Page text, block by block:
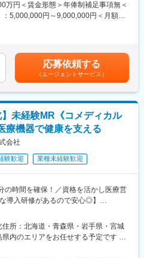
キャリアプランを実現できるのは、当
問題ございません。 社員の活躍事例
ちらのURLも併せてご覧ください。
業務
引のある施設15~20社程度に加え、新
ただきます。
合い活動も業務の一環です。何度も
ーズを引き出し提案する事、信頼関
す。ドクターがどんな商品を求めて
提案して頂きます。学会の参加、勉
積極的に行っています。
の営業職となります。最低でも月に1度
どの座学トレーニングを行っておりま
プットの場を設けております。
万円＜賃金形態＞年俸制補足事項無＜
5,000,000円～9,000,000円＜月額＞
支給されます。達成率100％で基本給
スとなっています。達成率が高ければ
す。※個人が90％、組織10％の割
金額であり、選考を通じて上下する
額)は固定手当を含めた表記です。
応募依頼する
（エージェントサービス）
】未経験MR《コメディカル
機器で健康を支える
会社
験歓迎 業種未経験歓迎
の時間を確保！／資格を活かし医療営
導入研修があるので安心◎】
できる！》
たい」「社会貢献につながる仕事を
住所：北海道・青森県・岩手県・宮城
内のエリアをお任せする予定です 受